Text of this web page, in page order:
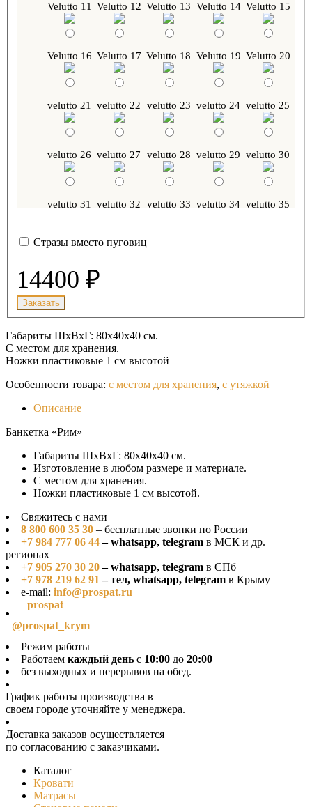
Velutto 11 Velutto 12 Velutto 13 Velutto 14 Velutto 15
Velutto 16 Velutto 17 Velutto 18 Velutto 19 Velutto 20
velutto 21 velutto 22 velutto 23 velutto 24 velutto 25
velutto 26 velutto 27 velutto 28 velutto 29 velutto 30
velutto 31 velutto 32 velutto 33 velutto 34 velutto 35
velutto 41
velutto 46 velutto 47
Стразы вместо пуговиц
14400 ₽
Габариты ШхВхГ: 80х40х40 см.
С местом для хранения.
Ножки пластиковые 1 см высотой
Особенности товара: с местом для хранения, с утяжкой
Описание
Банкетка «Рим»
Габариты ШхВхГ: 80х40х40 см.
Изготовление в любом размере и материале.
С местом для хранения.
Ножки пластиковые 1 см высотой.
Свяжитесь с нами
8 800 600 35 30 – бесплатные звонки по России
+7 984 777 06 44– whatsapp, telegram в МСК и др.
регионах
+7 905 270 30 20– whatsapp, telegram в СПб
+7 978 219 62 91 – тел, whatsapp, telegram в Крыму
e-mail: info@prospat.ru
prospat
@prospat_krym
Режим работы
Работаем каждый день с 10:00 до 20:00
без выходных и перерывов на обед.
График работы производства в
своeм городе уточняйте у менеджера.
Доставка заказов осуществляется
по согласованию с заказчиками.
Каталог
Кровати
Матрасы